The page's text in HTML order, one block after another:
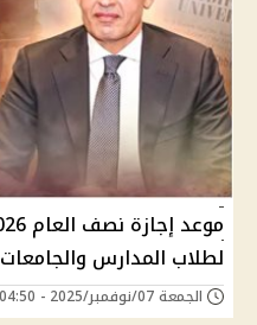
لطلاب المدارس والجامعات
الجمعة 07/نوفمبر/2025 - 04:50 م